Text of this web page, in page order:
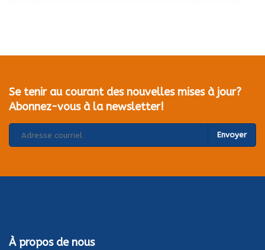
Se tenir au courant des nouvelles mises à jour?
Abonnez-vous à la newsletter!
Envoyer
À propos de nous